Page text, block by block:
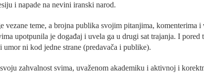
i napade na nevini iranski narod.
vezane teme, a brojna publika svojim pitanjima, komenterima i
upotpunila je događaj i uvela ga u drugi sat trajanja. I pored
umor ni kod jedne strane (predavača i publike).
zahvalnost svima, uvaženom akademiku i aktivnoj i